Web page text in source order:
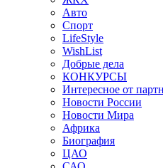
Авто
Спорт
LifeStyle
WishList
Добрые дела
КОНКУРСЫ
Интересное от
Новости России
Новости Мира
Африка
Биография
ЦАО